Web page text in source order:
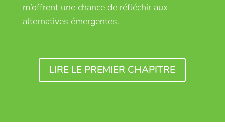
m’offrent une chance de réfléchir aux
alternatives émergentes.
LIRE LE PREMIER CHAPITRE